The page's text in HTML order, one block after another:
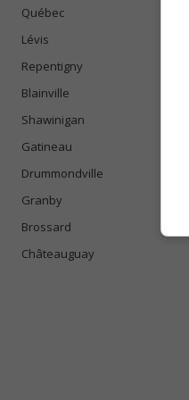
Québec
Lévis
Repentigny
Blainville
Shawinigan
Gatineau
Drummondville
Granby
Brossard
Châteauguay